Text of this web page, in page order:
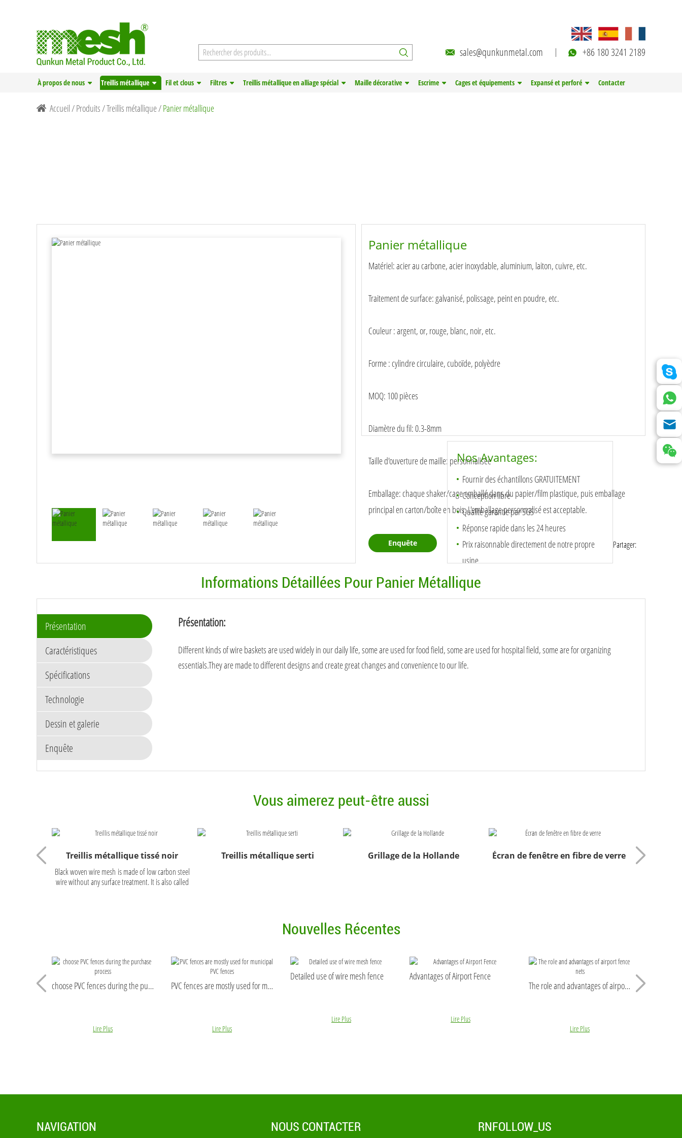
sales@qunkunmetal.com +86 180 3241 2189
À propos de nous Treillis métallique Fil et clous Filtres Treillis métallique en alliage spécial Maille décorative Escrime Cages et équipements Expansé et perforé Contacter
Accueil/Produits/Treillis métallique/Panier métallique
Panier métallique
Matériel: acier au carbone, acier inoxydable, aluminium, laiton, cuivre, etc.
Traitement de surface: galvanisé, polissage, peint en poudre, etc.
Couleur : argent, or, rouge, blanc, noir, etc.
Forme : cylindre circulaire, cuboïde, polyèdre
MOQ: 100 pièces
Diamètre du fil: 0.3-8mm
Taille d'ouverture de maille: personnalisée
Emballage: chaque shaker/cage emballé dans du papier/film plastique, puis emballage
principal en carton/boîte en bois. L'emballage personnalisé est acceptable.
Enquête Partager:
Nos Avantages:
Fournir des échantillons GRATUITEMENT
Conception libre
Qualité garantie par SGS
Réponse rapide dans les 24 heures
Prix raisonnable directement de notre propre
usine
Informations Détaillées Pour Panier Métallique
Présentation
Caractéristiques
Spécifications
Technologie
Dessin et galerie
Enquête
Présentation:
Different kinds of wire baskets are used widely in our daily life, some are used for food field, some are used for hospital field, some are for organizing
essentials.They are made to different designs and create great changes and convenience to our life.
Vous aimerez peut-être aussi
Treillis métallique tissé noir
Black woven wire mesh is made of low carbon steel
wire without any surface treatment. It is also called
applications, such as filtering gas and liquid in the
plastic recycling, rubber industry, oil industry and
other fields.
Treillis métallique serti Grillage de la Hollande Écran de fenêtre en fibre de verre
Nouvelles Récentes
choose PVC fences during the purchase process
Lire Plus
PVC fences are mostly used for municipal PVC fences
Lire Plus
Detailed use of wire mesh fence
Lire Plus
Advantages of Airport Fence
Lire Plus
The role and advantages of airport fence nets
Lire Plus
NAVIGATION NOUS CONTACTER RNFOLLOW_US